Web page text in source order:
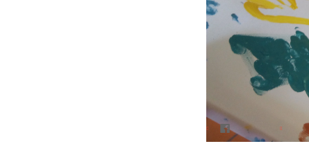
PARTILHA
Facebook